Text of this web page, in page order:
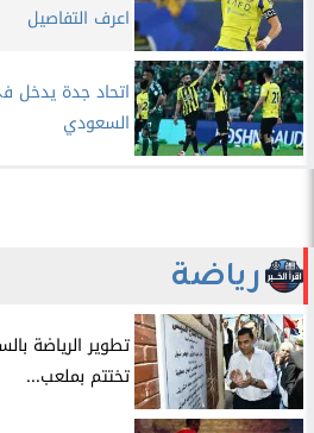
اعرف التفاصيل
اتحاد جدة
السعودي
رياضة
​تطوير الرياضة
تختتم بملعب...